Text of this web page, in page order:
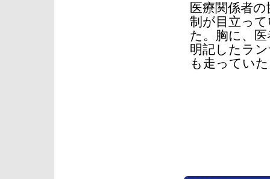
医療関係者の
制が目立っ
た。胸に、医
明記したラ
も走ってい